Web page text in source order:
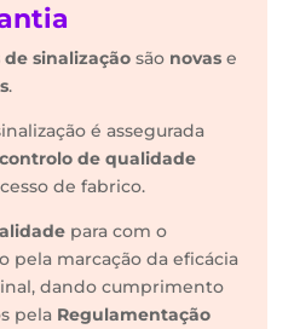
de sinalização são novas e
.
é assegurada
de qualidade
de fabrico.
para com o
pela marcação da eficácia
dando cumprimento
pela Regulamentação